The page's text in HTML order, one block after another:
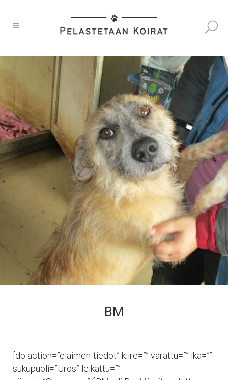
BM
[do action=”elaimen-tiedot” kiire=”” varattu=”” ika=””
sukupuoli=”Uros” leikattu=””